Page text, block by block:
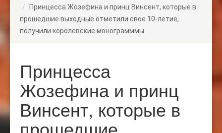
Принцесса Жозефина и принц Винсент, которые в
прошедшие выходные отметили свое 10-летие,
получили королевские монограмммы
Принцесса
Жозефина и принц
Винсент, которые в